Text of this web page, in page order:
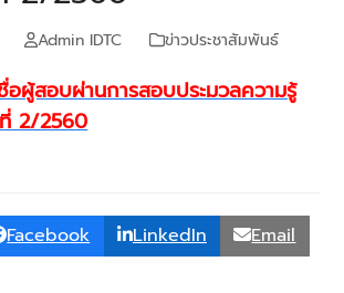
Admin IDTC ข่าวประชาสัมพันธ์
ผู้สอบผ่านการสอบประมวลความรู้
ที่ 2/2560
Facebook LinkedIn Email